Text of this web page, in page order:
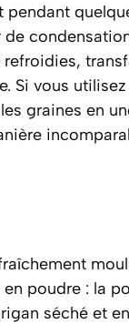
Si vous
graines en
poudre : la
séché et